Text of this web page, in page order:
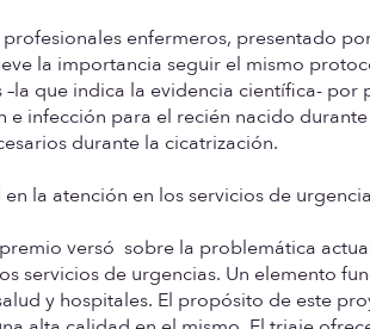
enfermeros, presentado
la importancia seguir el mismo
–la que indica la evidencia científica-
e infección para el recién nacido
durante la cicatrización.
la atención en los servicios de
versó sobre la problemática
servicios de urgencias. Un elemento
y hospitales. El propósito de este